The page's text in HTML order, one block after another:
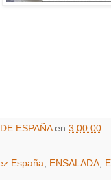
ESPAÑA en 3:00:00
España, ENSALADA,